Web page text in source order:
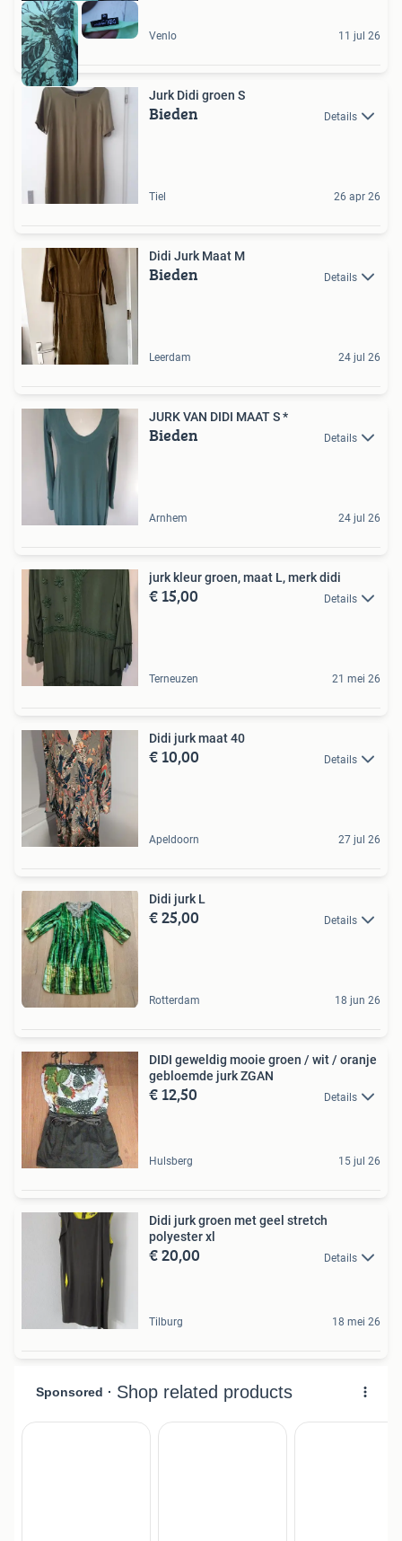
Venlo 11 jul 26
Jurk Didi groen S
Bieden Details
Tiel 26 apr 26
Didi Jurk Maat M
Bieden Details
Leerdam 24 jul 26
JURK VAN DIDI MAAT S *
Bieden Details
Arnhem 24 jul 26
jurk kleur groen, maat L, merk didi
€ 15,00 Details
Terneuzen 21 mei 26
Didi jurk maat 40
€ 10,00 Details
Apeldoorn 27 jul 26
Didi jurk L
€ 25,00 Details
Rotterdam 18 jun 26
DIDI geweldig mooie groen / wit / oranje
gebloemde jurk ZGAN
€ 12,50 Details
Hulsberg 15 jul 26
Didi jurk groen met geel stretch
polyester xl
€ 20,00 Details
Tilburg 18 mei 26